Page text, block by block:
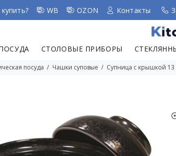
WB OZON Контакты
СТОЛОВЫЕ ПРИБОРЫ
посуда Чашки суповые Супница с крышкой 13